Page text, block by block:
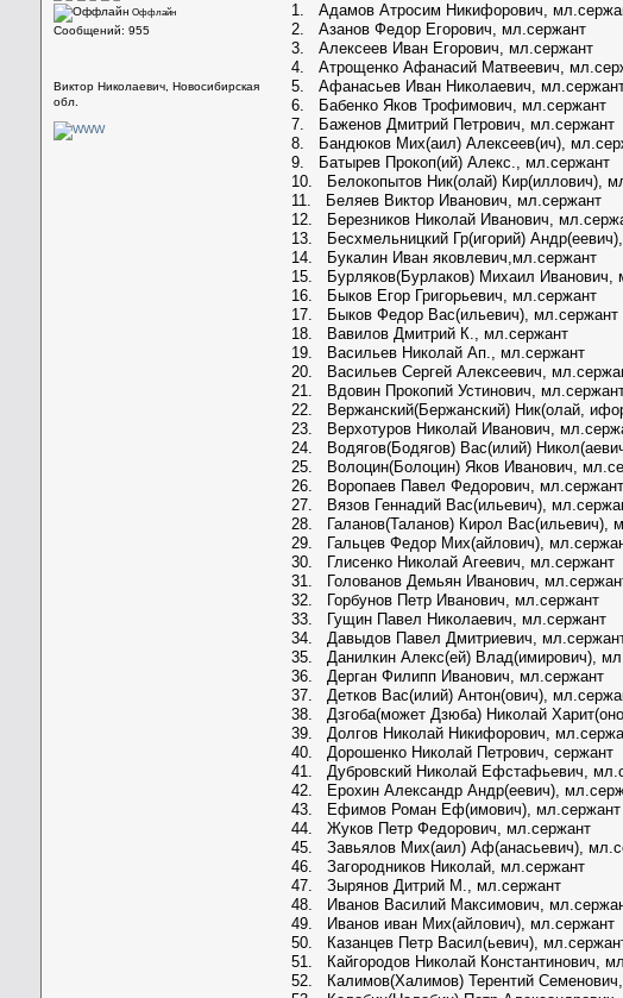
Оффлайн
Сообщений: 955
Виктор Николаевич, Новосибирская
обл.
1. Адамов Атросим Никифорович,
2. Азанов Федор Егорович, мл.сержант
3. Алексеев Иван Егорович, мл.сержант
4. Атрощенко Афанасий Матвеевич,
5. Афанасьев Иван Николаевич,
6. Бабенко Яков Трофимович, мл.сержант
7. Баженов Дмитрий Петрович, мл.сержант
8. Бандюков Мих(аил) Алексеев(ич),
9. Батырев Прокоп(ий) Алекс., мл.сержант
10. Белокопытов Ник(олай) Кир(иллович),
11. Беляев Виктор Иванович, мл.сержант
12. Березников Николай Иванович,
13. Бесхмельницкий Гр(игорий)
14. Букалин Иван яковлевич,мл.сержант
15. Бурляков(Бурлаков) Михаил Иванович,
16. Быков Егор Григорьевич, мл.сержант
17. Быков Федор Вас(ильевич), мл.сержант
18. Вавилов Дмитрий К., мл.сержант
19. Васильев Николай Ап., мл.сержант
20. Васильев Сергей Алексеевич,
21. Вдовин Прокопий Устинович,
22. Вержанский(Бержанский) Ник(олай,
23. Верхотуров Николай Иванович,
24. Водягов(Бодягов) Вас(илий)
25. Волоцин(Болоцин) Яков Иванович,
26. Воропаев Павел Федорович, мл.сержант
27. Вязов Геннадий Вас(ильевич),
28. Галанов(Таланов) Кирол Вас(ильевич),
29. Гальцев Федор Мих(айлович),
30. Глисенко Николай Агеевич, мл.сержант
31. Голованов Демьян Иванович,
32. Горбунов Петр Иванович, мл.сержант
33. Гущин Павел Николаевич, мл.сержант
34. Давыдов Павел Дмитриевич,
35. Данилкин Алекс(ей) Влад(имирович),
36. Дерган Филипп Иванович, мл.сержант
37. Детков Вас(илий) Антон(ович),
38. Дзгоба(может Дзюба) Николай
39. Долгов Николай Никифорович,
40. Дорошенко Николай Петрович, сержант
41. Дубровский Николай Ефстафьевич,
42. Ерохин Александр Андр(еевич),
43. Ефимов Роман Еф(имович), мл.сержант
44. Жуков Петр Федорович, мл.сержант
45. Завьялов Мих(аил) Аф(анасьевич),
46. Загородников Николай, мл.сержант
47. Зырянов Дитрий М., мл.сержант
48. Иванов Василий Максимович,
49. Иванов иван Мих(айлович), мл.сержант
50. Казанцев Петр Васил(ьевич),
51. Кайгородов Николай Константинович,
52. Калимов(Халимов) Терентий